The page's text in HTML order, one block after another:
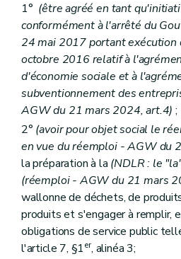
1° (être agréé en tant
conformément à l'arrêté du
24 mai 2017 portant exécution
octobre 2016 relatif à
d'économie sociale et à
subventionnement des
AGW du 21 mars 2024, art.4) ;
2° (avoir pour objet social le
en vue du réemploi - AGW du
la préparation à la (NDLR : le
(réemploi - AGW du 21 mars
wallonne de déchets, de
produits et s'engager à remplir,
obligations de service public
l'article 7, §1er, alinéa 3;